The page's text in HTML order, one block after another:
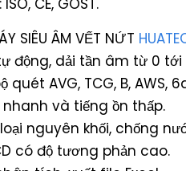
CE, GOST.
SIÊU ÂM VẾT NỨT
động, dải tần âm từ 0 tới
quét AVG, TCG, B, AWS,
nhanh và tiếng ồn thấp.
nguyên khối, chống
có độ tương phản cao.